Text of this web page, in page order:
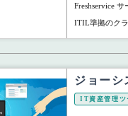
Freshservice
ITIL準拠のク
ジョーシ
IT資産管理ツ